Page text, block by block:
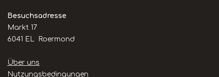
Besuchsadresse
Markt 17
6041 EL Roermond
Handige
links
Über uns
Nutzungsbedingungen